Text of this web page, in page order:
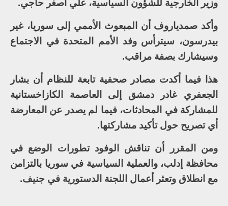
وزير الخارجية للشؤون السياسية، علي أصغر حاجي.
وأكد صمدياروف أن المبعوث الأممي إلى سوريا، غير
بيدرسون، سيترأس وفد الأمم المتحدة في الاجتماع
وسيشارك بصفة مراقب.
هذا فيما أكدت مصادر صحفية تابعة للنظام أن بشار
الجعفري غادر دمشق إلى العاصمة الكازاخستانية
للمشاركة في المحادثات، فيما لم يصدر عن المعارضة
أي تصريح حول تأكيد مشاركتها.
ومن المقرر أن تناقش الوفود تطورات الوضع في
محافظة إدلب، والعملية السياسية في سوريا بالتزامن
مع انطلاق وتعثر أعمال اللجنة الدستورية في جنيف.